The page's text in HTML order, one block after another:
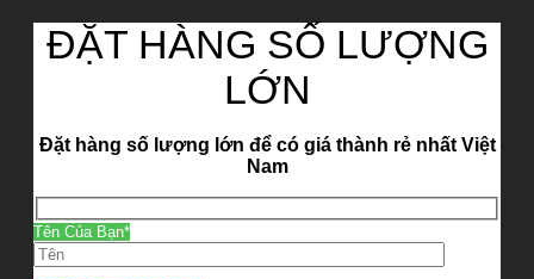
ĐẶT HÀNG SỐ LƯỢNG
LỚN
Đặt hàng số lượng lớn để có giá thành rẻ nhất Việt
Nam
Tên Của Bạn*